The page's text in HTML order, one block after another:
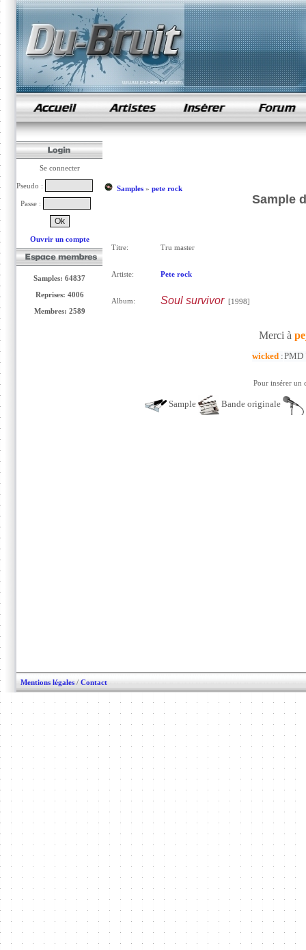
samples de rap
Se connecter
Pseudo :
Passe :
Ouvrir un compte
Samples: 64837
Reprises: 4006
Membres: 2589
Samples» pete rock
Sample
Titre: Tru master
Artiste: Pete rock
Album: Soul survivor[1998]
Merci à
wicked:PMD
Pour insérer un
Sample Bande originale
Mentions légales / Contact